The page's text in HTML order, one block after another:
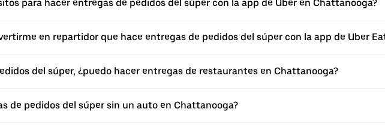
para hacer entregas de pedidos del súper con la app de Uber en Chattanooga?
en repartidor que hace entregas de pedidos del súper con la app de Uber
del súper, ¿puedo hacer entregas de restaurantes en Chattanooga?
de pedidos del súper sin un auto en Chattanooga?